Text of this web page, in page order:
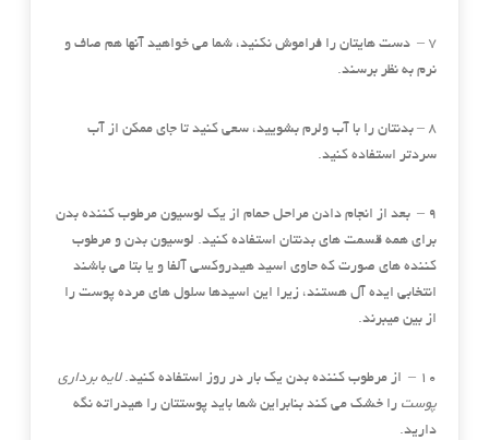
۷ – دست هایتان را فراموش نکنید، شما می خواهید آنها هم صاف و
نرم به نظر برسند.
۸ – بدنتان را با آب ولرم بشویید، سعی کنید تا جای ممکن از آب
سردتر استفاده کنید.
۹ – بعد از انجام دادن مراحل حمام از یک لوسیون مرطوب کننده بدن
برای همه قسمت های بدنتان استفاده کنید. لوسیون بدن و مرطوب
کننده های صورت که حاوی اسید هیدروکسی آلفا و یا بتا می باشند
انتخابی ایده آل هستند، زیرا این اسیدها سلول های مرده پوست را
از بین میبرند.
۱۰ – از مرطوب کننده بدن یک بار در روز استفاده کنید.
لایه برداری
پوست را خشک می کند بنابراین شما باید پوستتان را هیدراته نگه
دارید.